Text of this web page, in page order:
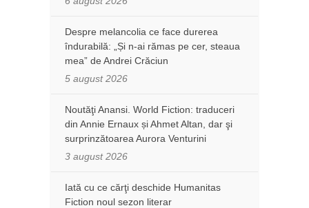
Despre melancolia ce face durerea
îndurabilă: „Și n-ai rămas pe cer, steaua
mea” de Andrei Crăciun
5 august 2026
Noutăţi Anansi. World Fiction: traduceri
din Annie Ernaux și Ahmet Altan, dar şi
surprinzătoarea Aurora Venturini
3 august 2026
Iată cu ce cărţi deschide Humanitas
Fiction noul sezon literar